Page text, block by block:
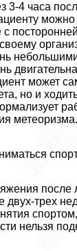
3-4 часа
можно
с
может
но и
метеоризма.
после
двух-трех
нельзя